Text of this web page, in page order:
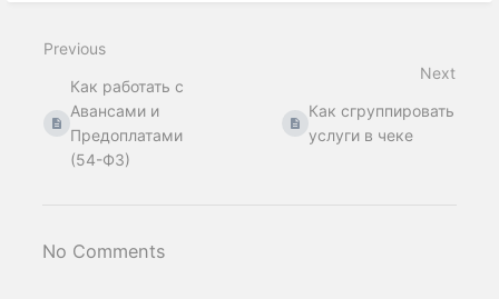
Previous
Как работать с
Авансами и
Предоплатами
(54-ФЗ)
Next
Как сгруппировать
услуги в чеке
No Comments